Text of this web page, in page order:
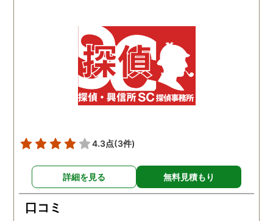
4.3点(3件)
詳細を見る 無料見積もり
口コミ